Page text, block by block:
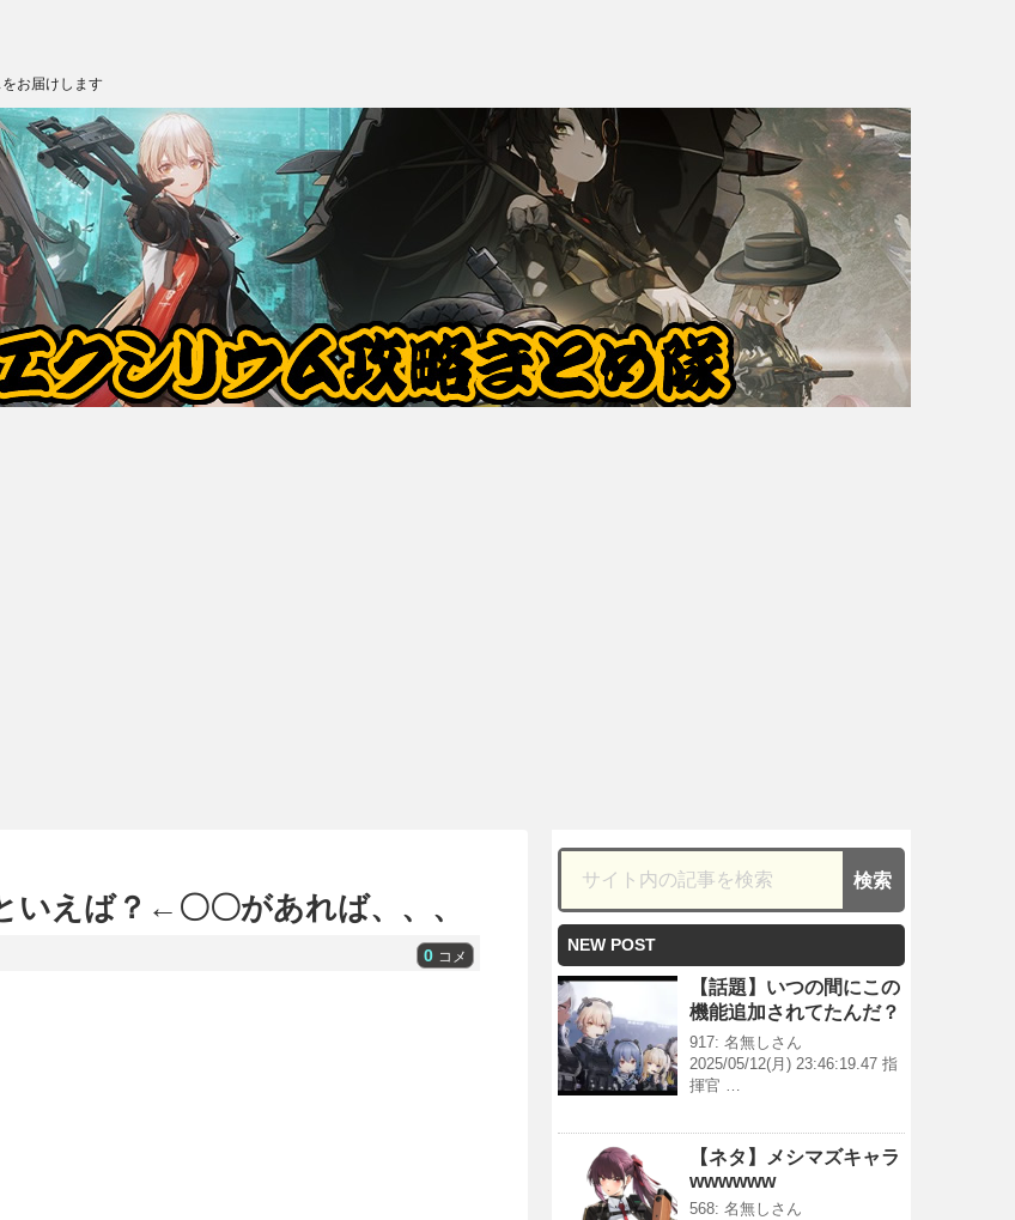
お届けします
いえば？←〇〇があれば、、、
0 コメ
NEW POST
【話題】いつの間にこの
機能追加されてたんだ？
917: 名無しさん
2025/05/12(月) 23:46:19.47 指
揮官 …
【ネタ】メシマズキャラ
wwwwww
568: 名無しさん